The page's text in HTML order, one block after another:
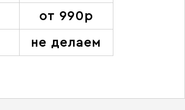
от 990р
не делаем